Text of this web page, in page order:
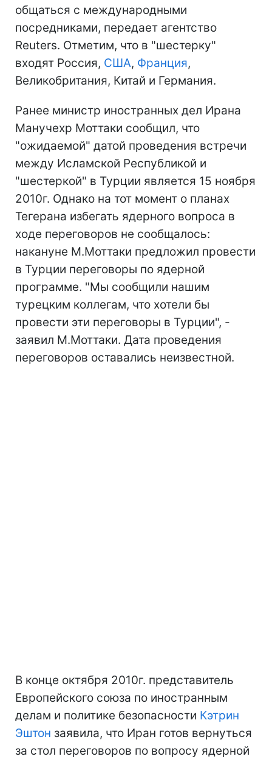
общаться с международными
посредниками, передает агентство
Reuters. Отметим, что в "шестерку"
входят Россия, США, Франция,
Великобритания, Китай и Германия.
Ранее министр иностранных дел Ирана
Манучехр Моттаки сообщил, что
"ожидаемой" датой проведения встречи
между Исламской Республикой и
"шестеркой" в Турции является 15 ноября
2010г. Однако на тот момент о планах
Тегерана избегать ядерного вопроса в
ходе переговоров не сообщалось:
накануне М.Моттаки предложил провести
в Турции переговоры по ядерной
программе. "Мы сообщили нашим
турецким коллегам, что хотели бы
провести эти переговоры в Турции", -
заявил М.Моттаки. Дата проведения
переговоров оставались неизвестной.
В конце октября 2010г. представитель
Европейского союза по иностранным
делам и политике безопасности Кэтрин
Эштон заявила, что Иран готов вернуться
за стол переговоров по вопросу ядерной